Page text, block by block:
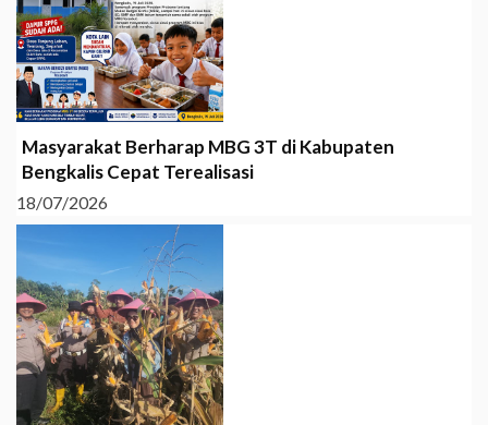
Masyarakat Berharap MBG 3T di Kabupaten
Bengkalis Cepat Terealisasi
18/07/2026